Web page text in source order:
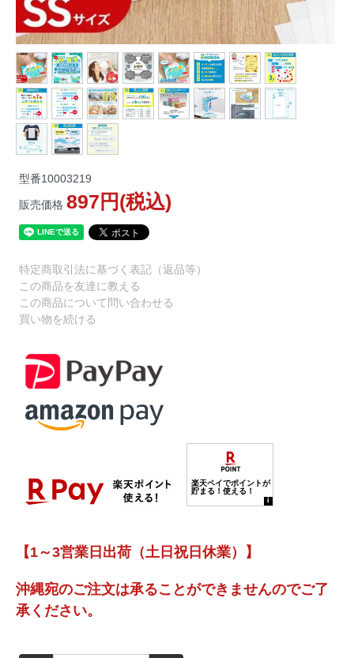
型番10003219
販売価格897円(税込)
特定商取引法に基づく表記（返品等）
この商品を友達に教える
この商品について問い合わせる
買い物を続ける
【1～3営業日出荷（土日祝日休業）】
沖縄宛のご注文は承ることができませんのでご了
承ください。